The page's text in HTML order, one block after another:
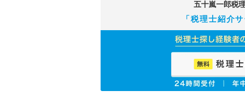
五十嵐一郎税
「税理士紹介